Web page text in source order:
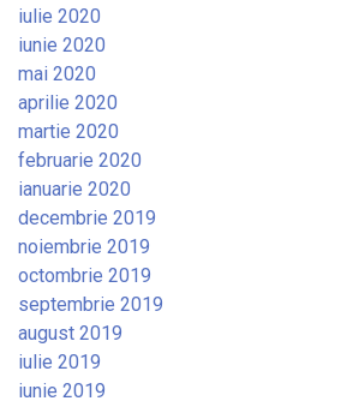
iulie 2020
iunie 2020
mai 2020
aprilie 2020
martie 2020
februarie 2020
ianuarie 2020
decembrie 2019
noiembrie 2019
octombrie 2019
septembrie 2019
august 2019
iulie 2019
iunie 2019